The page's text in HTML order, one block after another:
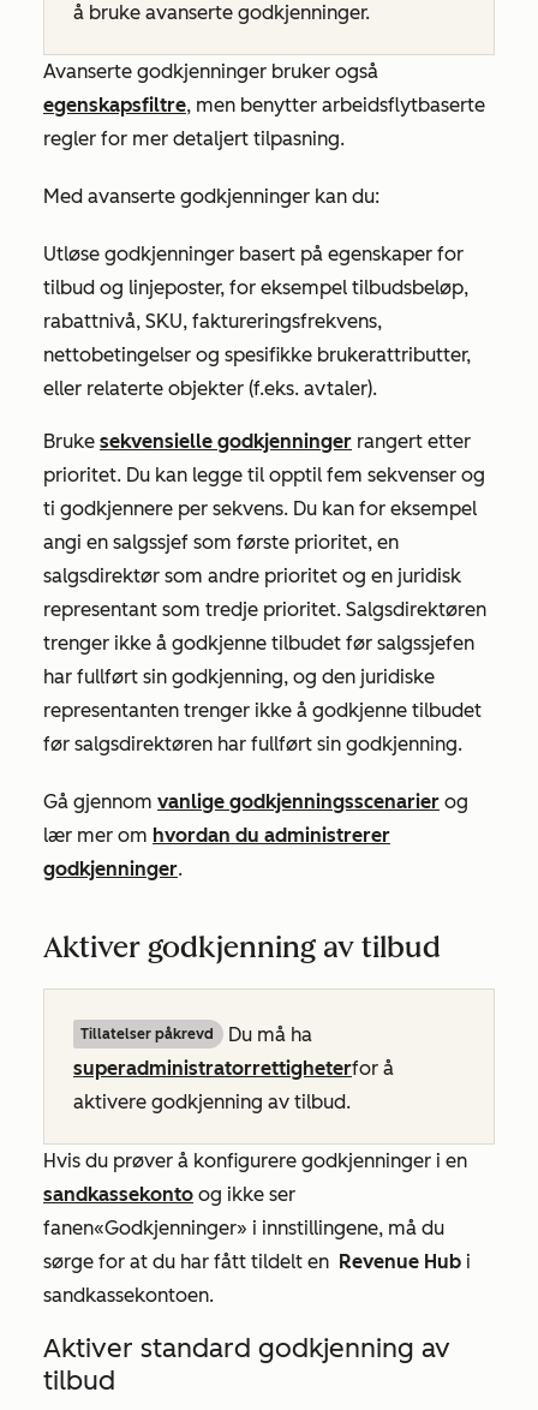
å bruke avanserte godkjenninger.
Avanserte godkjenninger bruker også
egenskapsfiltre, men benytter arbeidsflytbaserte
regler for mer detaljert tilpasning.
Med avanserte godkjenninger kan du:
Utløse godkjenninger basert på egenskaper for
tilbud og linjeposter, for eksempel tilbudsbeløp,
rabattnivå, SKU, faktureringsfrekvens,
nettobetingelser og spesifikke brukerattributter,
eller relaterte objekter (f.eks. avtaler).
Bruke sekvensielle godkjenninger rangert etter
prioritet. Du kan legge til opptil fem sekvenser og
ti godkjennere per sekvens. Du kan for eksempel
angi en salgssjef som første prioritet, en
salgsdirektør som andre prioritet og en juridisk
representant som tredje prioritet. Salgsdirektøren
trenger ikke å godkjenne tilbudet før salgssjefen
har fullført sin godkjenning, og den juridiske
representanten trenger ikke å godkjenne tilbudet
før salgsdirektøren har fullført sin godkjenning.
Gå gjennom vanlige godkjenningsscenarier og
lær mer om hvordan du administrerer
godkjenninger.
Aktiver godkjenning av tilbud
Tillatelser påkrevd
Du må ha
superadministratorrettigheterfor å
aktivere godkjenning av tilbud.
Hvis du prøver å konfigurere godkjenninger i en
sandkassekonto og ikke ser
fanen«Godkjenninger» i innstillingene, må du
sørge for at du har fått tildelt en Revenue Hub i
sandkassekontoen.
Aktiver standard godkjenning av
tilbud